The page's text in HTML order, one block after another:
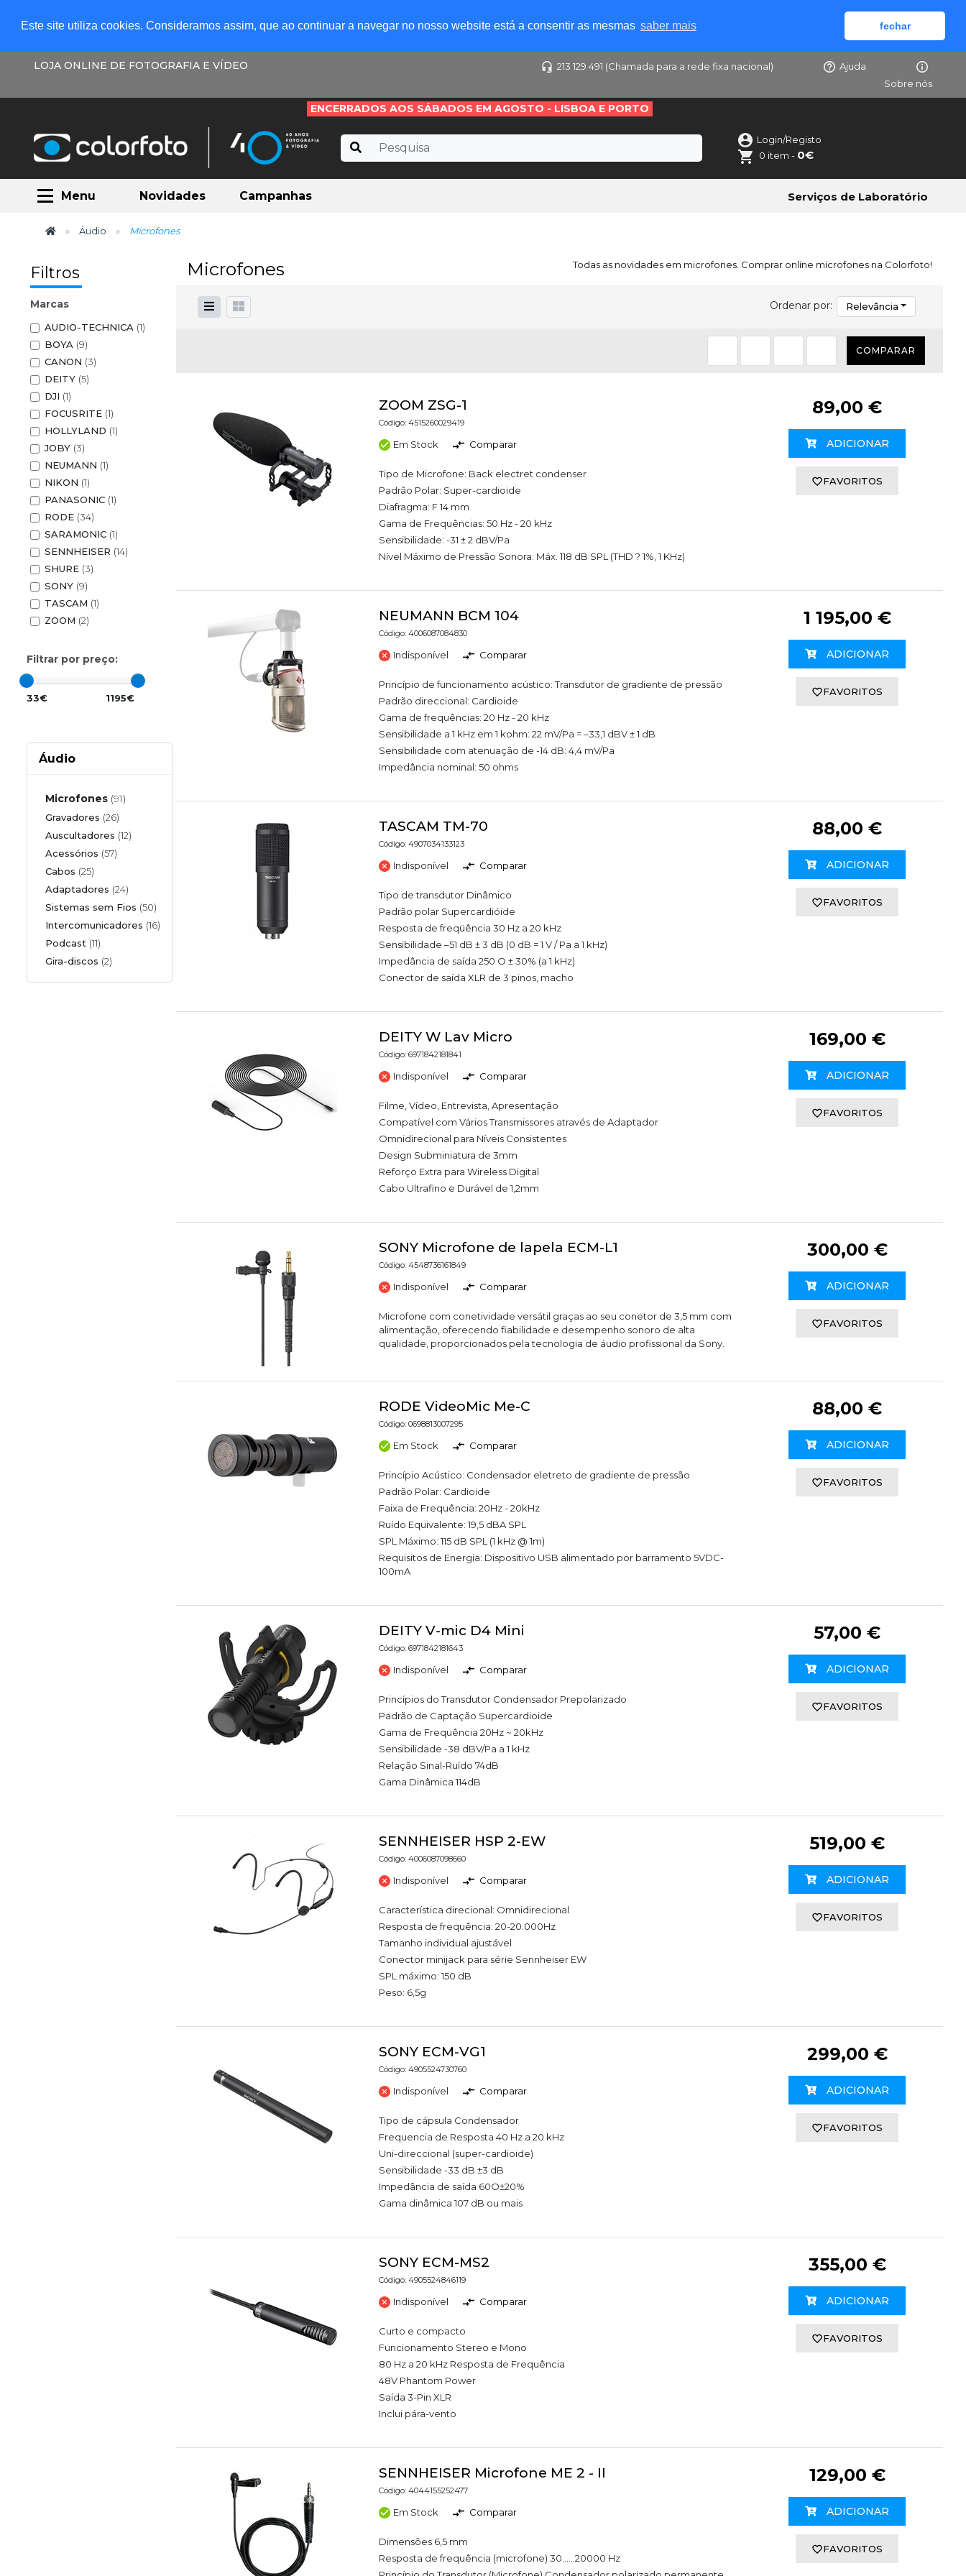
Este site utiliza cookies. Consideramos assim, que ao continuar a navegar no nosso website está a consentir as mesmas saber mais fechar
LOJA ONLINE DE FOTOGRAFIA E VÍDEO 213 129 491 (Chamada para a rede fixa nacional)
Ajuda
Sobre nós
ENCERRADOS AOS SÁBADOS EM AGOSTO - LISBOA E PORTO
Login/Registo
0 item - 0€
Menu Novidades Campanhas Serviços de Laboratório
Áudio Microfones
Filtros
Marcas
AUDIO-TECHNICA (1)
BOYA (9)
CANON (3)
DEITY (5)
DJI (1)
FOCUSRITE (1)
HOLLYLAND (1)
JOBY (3)
NEUMANN (1)
NIKON (1)
PANASONIC (1)
RODE (34)
SARAMONIC (1)
SENNHEISER (14)
SHURE (3)
SONY (9)
TASCAM (1)
ZOOM (2)
Filtrar por preço:
33€ 1195€
Áudio
Microfones (91)
Gravadores (26)
Auscultadores (12)
Acessórios (57)
Cabos (25)
Adaptadores (24)
Sistemas sem Fios (50)
Intercomunicadores (16)
Podcast (11)
Gira-discos (2)
Microfones Todas as novidades em microfones. Comprar online microfones na Colorfoto!
Ordenar por: Relevância
COMPARAR
ZOOM ZSG-1
Código: 4515260029419
Em Stock Comparar
Tipo de Microfone: Back electret condenser
Padrão Polar: Super-cardioide
Diafragma: F 14 mm
Gama de Frequências: 50 Hz - 20 kHz
Sensibilidade: -31 ± 2 dBV/Pa
Nível Máximo de Pressão Sonora: Máx. 118 dB SPL (THD ? 1%, 1 KHz)
89,00 €
ADICIONAR
FAVORITOS
NEUMANN BCM 104
Código: 4006087084830
Indisponível Comparar
Princípio de funcionamento acústico: Transdutor de gradiente de pressão
Padrão direccional: Cardioide
Gama de frequências: 20 Hz - 20 kHz
Sensibilidade a 1 kHz em 1 kohm: 22 mV/Pa = –33,1 dBV ± 1 dB
Sensibilidade com atenuação de -14 dB: 4,4 mV/Pa
Impedância nominal: 50 ohms
1 195,00 €
ADICIONAR
FAVORITOS
TASCAM TM-70
Código: 4907034133123
Indisponível Comparar
Tipo de transdutor Dinâmico
Padrão polar Supercardióide
Resposta de freqüência 30 Hz a 20 kHz
Sensibilidade –51 dB ± 3 dB (0 dB = 1 V / Pa a 1 kHz)
Impedância de saída 250 O ± 30% (a 1 kHz)
Conector de saída XLR de 3 pinos, macho
88,00 €
ADICIONAR
FAVORITOS
DEITY W Lav Micro
Código: 6971842181841
Indisponível Comparar
Filme, Vídeo, Entrevista, Apresentação
Compatível com Vários Transmissores através de Adaptador
Omnidirecional para Níveis Consistentes
Design Subminiatura de 3mm
Reforço Extra para Wireless Digital
Cabo Ultrafino e Durável de 1,2mm
169,00 €
ADICIONAR
FAVORITOS
SONY Microfone de lapela ECM-L1
Código: 4548736161849
Indisponível Comparar
Microfone com conetividade versátil graças ao seu conetor de 3,5 mm com
alimentação, oferecendo fiabilidade e desempenho sonoro de alta
qualidade, proporcionados pela tecnologia de áudio profissional da Sony.
300,00 €
ADICIONAR
FAVORITOS
RODE VideoMic Me-C
Código: 0698813007295
Em Stock Comparar
Princípio Acústico: Condensador eletreto de gradiente de pressão
Padrão Polar: Cardioide
Faixa de Frequência: 20Hz - 20kHz
Ruído Equivalente: 19,5 dBA SPL
SPL Máximo: 115 dB SPL (1 kHz @ 1m)
Requisitos de Energia: Dispositivo USB alimentado por barramento 5VDC-
100mA
88,00 €
ADICIONAR
FAVORITOS
DEITY V-mic D4 Mini
Código: 6971842181643
Indisponível Comparar
Princípios do Transdutor Condensador Prepolarizado
Padrão de Captação Supercardioide
Gama de Frequência 20Hz ~ 20kHz
Sensibilidade -38 dBV/Pa a 1 kHz
Relação Sinal-Ruído 74dB
Gama Dinâmica 114dB
57,00 €
ADICIONAR
FAVORITOS
SENNHEISER HSP 2-EW
Código: 4006087098660
Indisponível Comparar
Característica direcional: Omnidirecional
Resposta de frequência: 20-20.000Hz
Tamanho individual ajustável
Conector minijack para série Sennheiser EW
SPL máximo: 150 dB
Peso: 6,5g
519,00 €
ADICIONAR
FAVORITOS
SONY ECM-VG1
Código: 4905524730760
Indisponível Comparar
Tipo de cápsula Condensador
Frequencia de Resposta 40 Hz a 20 kHz
Uni-direccional (super-cardioide)
Sensibilidade -33 dB ±3 dB
Impedância de saída 60O±20%
Gama dinâmica 107 dB ou mais
299,00 €
ADICIONAR
FAVORITOS
SONY ECM-MS2
Código: 4905524846119
Indisponível Comparar
Curto e compacto
Funcionamento Stereo e Mono
80 Hz a 20 kHz Resposta de Frequência
48V Phantom Power
Saída 3-Pin XLR
Inclui pára-vento
355,00 €
ADICIONAR
FAVORITOS
SENNHEISER Microfone ME 2 - II
Código: 4044155252477
Em Stock Comparar
Dimensões 6,5 mm
Resposta de frequência (microfone) 30......20000 Hz
129,00 €
ADICIONAR
FAVORITOS